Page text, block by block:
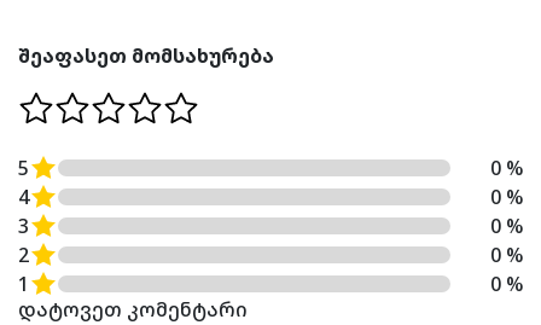
შეაფასეთ მომსახურება
5
0 %
4
0 %
3
0 %
2
0 %
1
0 %
დატოვეთ კომენტარი